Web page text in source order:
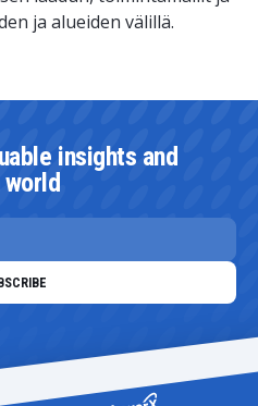
ja alueiden välillä.
insights and